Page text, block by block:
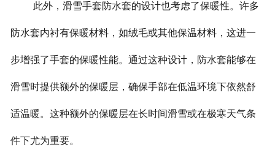
此外，滑雪手套防水套的设计也考虑了保暖性。许多
防水套内衬有保暖材料，如绒毛或其他保温材料，这进一
步增强了手套的保暖性能。通过这种设计，防水套能够在
滑雪时提供额外的保暖层，确保手部在低温环境下依然舒
适温暖。这种额外的保暖层在长时间滑雪或在极寒天气条
件下尤为重要。